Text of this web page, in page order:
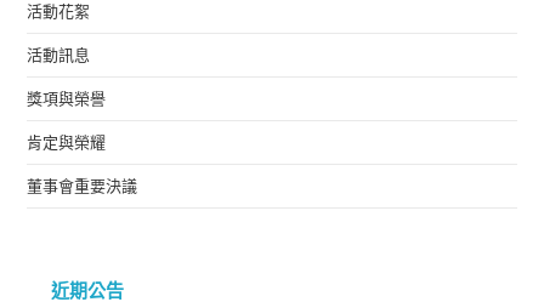
活動花絮
活動訊息
獎項與榮譽
肯定與榮耀
董事會重要決議
近期公告